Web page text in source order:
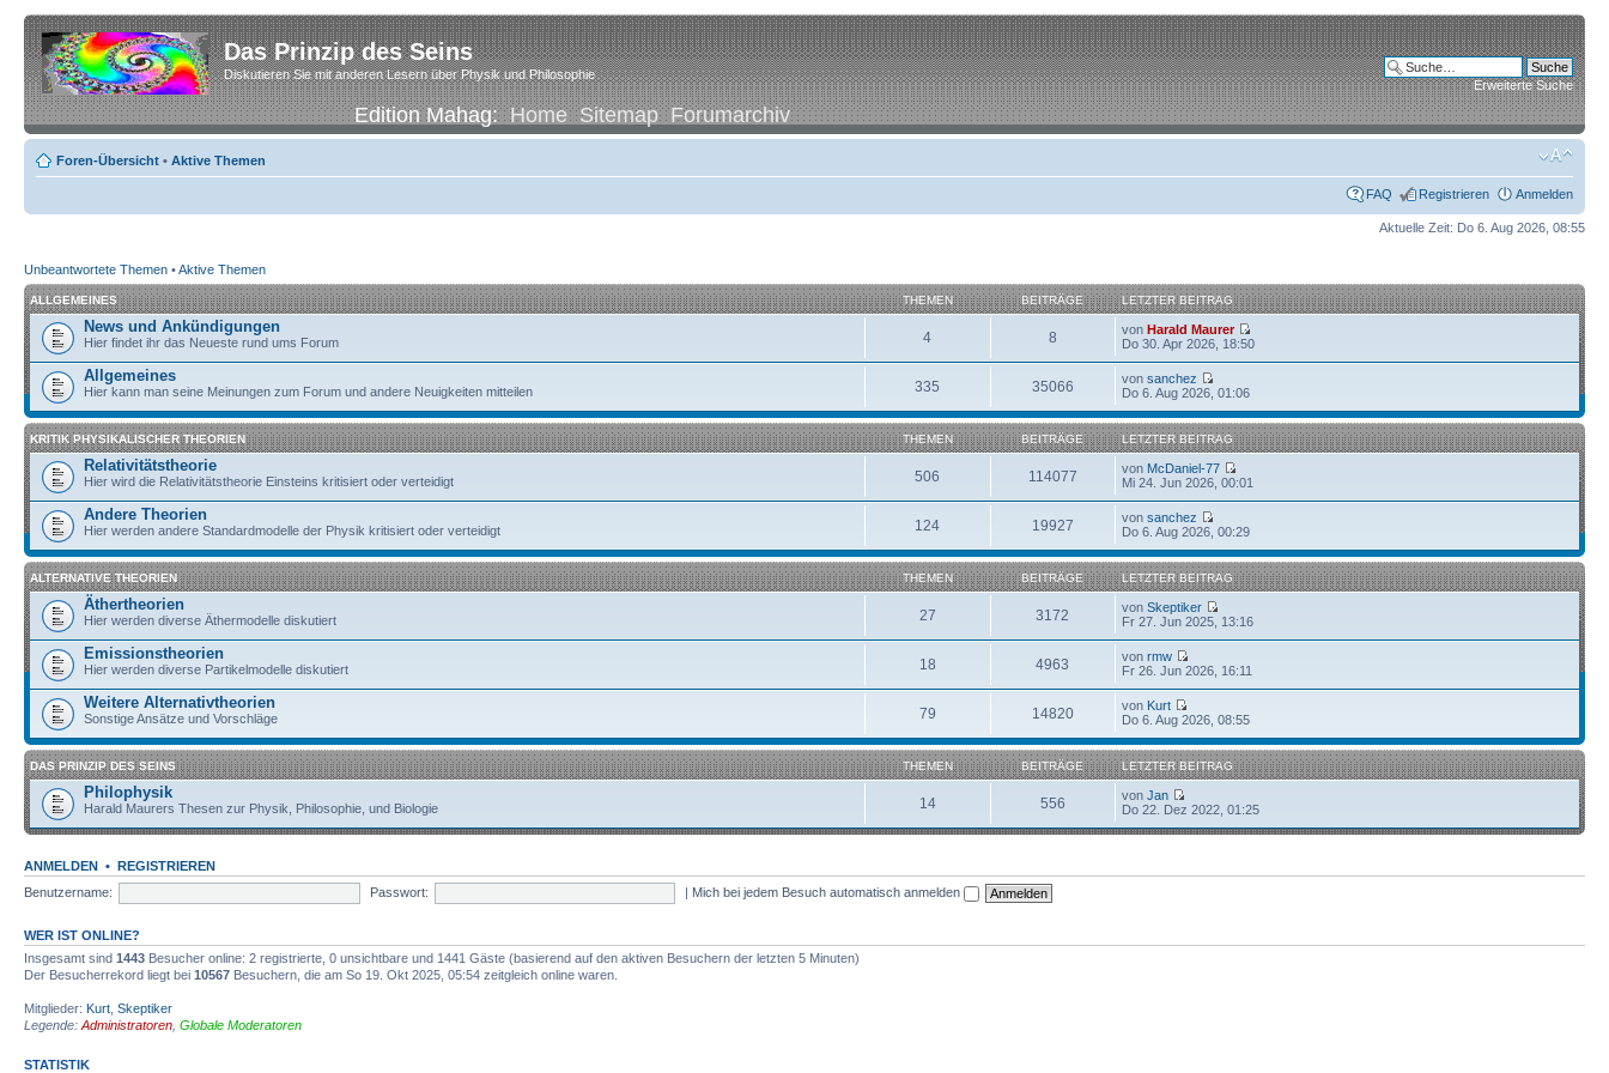
Das Prinzip des Seins
Diskutieren Sie mit anderen Lesern über Physik und Philosophie
Edition Mahag:Home Sitemap Forumarchiv
Erweiterte Suche
Foren-Übersicht • Aktive Themen
FAQ Registrieren Anmelden
Aktuelle Zeit: Do 6. Aug 2026, 08:55
Unbeantwortete Themen •Aktive Themen
ALLGEMEINES THEMEN BEITRÄGE LETZTER BEITRAG
News und Ankündigungen
Hier findet ihr das Neueste rund ums Forum 4 8 vonHarald Maurer
Do 30. Apr 2026, 18:50
Allgemeines
Hier kann man seine Meinungen zum Forum und andere Neuigkeiten mitteilen 335 35066 vonsanchez
Do 6. Aug 2026, 01:06
KRITIK PHYSIKALISCHER THEORIEN THEMEN BEITRÄGE LETZTER BEITRAG
Relativitätstheorie
Hier wird die Relativitätstheorie Einsteins kritisiert oder verteidigt 506 114077 von McDaniel-77
Mi 24. Jun 2026, 00:01
Andere Theorien
Hier werden andere Standardmodelle der Physik kritisiert oder verteidigt 124 19927 vonsanchez
Do 6. Aug 2026, 00:29
ALTERNATIVE THEORIEN THEMEN BEITRÄGE LETZTER BEITRAG
Äthertheorien
Hier werden diverse Äthermodelle diskutiert 27 3172 vonSkeptiker
Fr 27. Jun 2025, 13:16
Emissionstheorien
Hier werden diverse Partikelmodelle diskutiert 18 4963 vonrmw
Fr 26. Jun 2026, 16:11
Weitere Alternativtheorien
Sonstige Ansätze und Vorschläge 79 14820 von Kurt
Do 6. Aug 2026, 08:55
DAS PRINZIP DES SEINS THEMEN BEITRÄGE LETZTER BEITRAG
Philophysik
Harald Maurers Thesen zur Physik, Philosophie, und Biologie 14 556 vonJan
Do 22. Dez 2022, 01:25
ANMELDEN • REGISTRIEREN
Benutzername:
Passwort: | Mich bei jedem Besuch automatisch anmelden
WER IST ONLINE?
Insgesamt sind 1443 Besucher online: 2 registrierte, 0 unsichtbare und 1441 Gäste (basierend auf den aktiven Besuchern der letzten 5 Minuten)
Der Besucherrekord liegt bei 10567 Besuchern, die am So 19. Okt 2025, 05:54 zeitgleich online waren.
Mitglieder: Kurt Skeptiker
Legende: Administratoren Globale Moderatoren
STATISTIK